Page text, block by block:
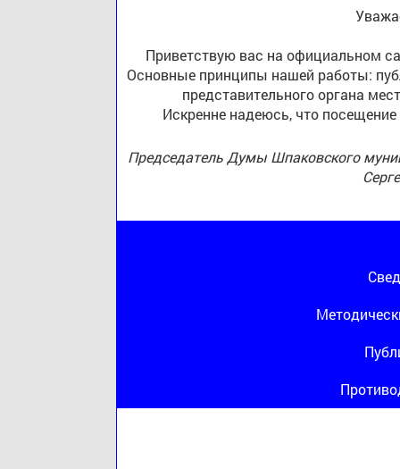
Приветствую вас на официальном
Основные принципы нашей работы:
представительного органа
Искренне надеюсь, что
Председатель Думы Шпаковского